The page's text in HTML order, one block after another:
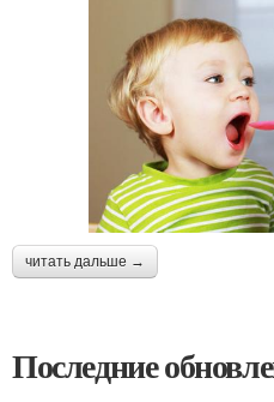
читать дальше →
Последние